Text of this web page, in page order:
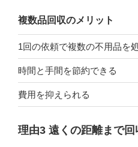
複数品回収のメリット
1回の依頼で複数の不用品を
時間と手間を節約できる
費用を抑えられる
理由3 遠くの距離まで回